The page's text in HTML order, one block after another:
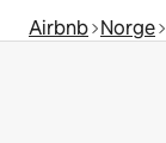
Airbnb Norge